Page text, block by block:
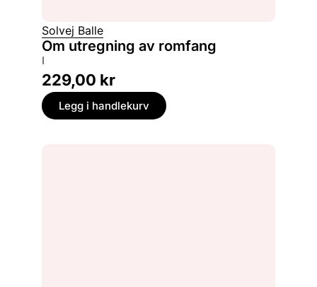
Solvej Balle
Om utregning av romfang
I
229,00 kr
Legg i handlekurv